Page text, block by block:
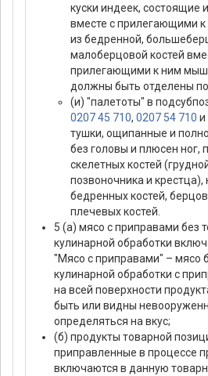
куски индеек, состоящие
вместе с прилегающими
из бедренной,
малоберцовой костей
прилегающими к ним
должны быть отделены
(и) "палетоты" в
0207 45 710, 0207 54 710 и
тушки, ощипанные и
без головы и плюсен ног,
скелетных костей
позвоночника и крестца),
бедренных костей,
плечевых костей.
5 (а) мясо с приправами без
кулинарной обработки
"Мясо с приправами" – мясо
кулинарной обработки с
на всей поверхности
быть или видны
определяться на вкус;
(б) продукты товарной
приправленные в процессе
включаются в данную